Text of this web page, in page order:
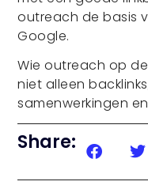
Share:
outreach de basis
Google.
Wie outreach op
niet alleen
samenwerkingen